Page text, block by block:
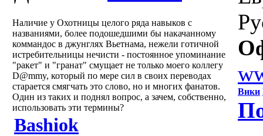
Наличие у Охотницы целого ряда навыков с
названиями, более подошедшими бы накачанному
коммандос в джунглях Вьетнама, нежели готичной
истребительницы нечисти - постоянное упоминание
"ракет" и "гранат" смущает не только моего коллегу
D@mmy, который по мере сил в своих переводах
старается смягчать это слово, но и многих фанатов.
Один из таких и поднял вопрос, а зачем, собственно,
использовать эти термины?
Bashiok
Вики